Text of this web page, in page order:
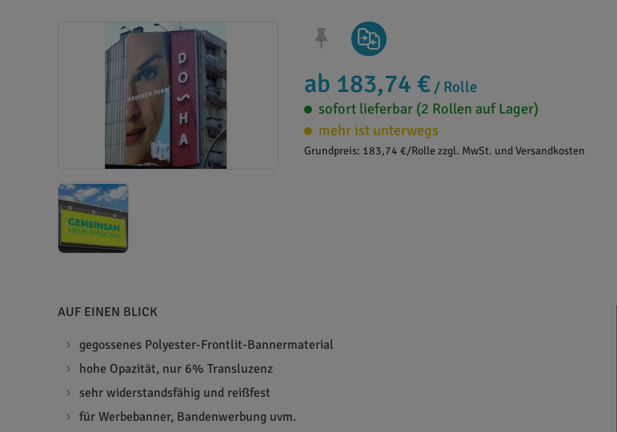
ab 183,74 € / Rolle
sofort lieferbar (2 Rollen auf Lager)
mehr ist unterwegs
Grundpreis: 183,74 €/Rolle zzgl. MwSt. und Versandkosten
AUF EINEN BLICK
gegossenes Polyester-Frontlit-Bannermaterial
hohe Opazität, nur 6% Transluzenz
sehr widerstandsfähig und reißfest
für Werbebanner, Bandenwerbung uvm.